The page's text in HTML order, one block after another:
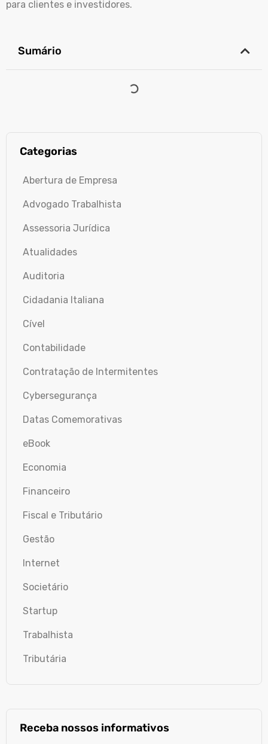
para clientes e investidores.
Sumário
Categorias
Abertura de Empresa
Advogado Trabalhista
Assessoria Jurídica
Atualidades
Auditoria
Cidadania Italiana
Cível
Contabilidade
Contratação de Intermitentes
Cybersegurança
Datas Comemorativas
eBook
Economia
Financeiro
Fiscal e Tributário
Gestão
Internet
Societário
Startup
Trabalhista
Tributária
Receba nossos informativos